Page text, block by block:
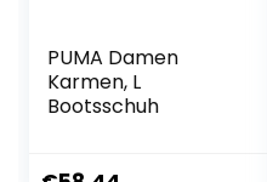
PUMA Damen
Karmen, L
Bootsschuh